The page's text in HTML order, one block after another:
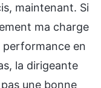
maintenant. Si
ma charge
performance en
la dirigeante
une bonne